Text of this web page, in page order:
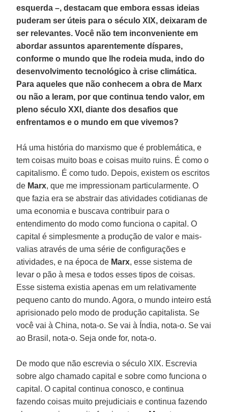
esquerda –, destacam que embora essas ideias
puderam ser úteis para o século XIX, deixaram de
ser relevantes. Você não tem inconveniente em
abordar assuntos aparentemente díspares,
conforme o mundo que lhe rodeia muda, indo do
desenvolvimento tecnológico à crise climática.
Para aqueles que não conhecem a obra de Marx
ou não a leram, por que continua tendo valor, em
pleno século XXI, diante dos desafios que
enfrentamos e o mundo em que vivemos?
Há uma história do marxismo que é problemática, e
tem coisas muito boas e coisas muito ruins. É como o
capitalismo. É como tudo. Depois, existem os escritos
de Marx, que me impressionam particularmente. O
que fazia era se abstrair das atividades cotidianas de
uma economia e buscava contribuir para o
entendimento do modo como funciona o capital. O
capital é simplesmente a produção de valor e mais-
valias através de uma série de configurações e
atividades, e na época de Marx, esse sistema de
levar o pão à mesa e todos esses tipos de coisas.
Esse sistema existia apenas em um relativamente
pequeno canto do mundo. Agora, o mundo inteiro está
aprisionado pelo modo de produção capitalista. Se
você vai à China, nota-o. Se vai à Índia, nota-o. Se vai
ao Brasil, nota-o. Seja onde for, nota-o.
De modo que não escrevia o século XIX. Escrevia
sobre algo chamado capital e sobre como funciona o
capital. O capital continua conosco, e continua
fazendo coisas muito prejudiciais e continua fazendo